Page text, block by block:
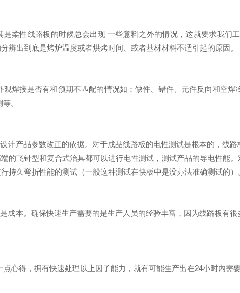
柔性线路板的时候总会出现 一些意料之外的情况，这就要求我们
辨出到底是烤炉温度或者烘烤时间、或者基材材料不适引起的原因。
焊接是否有和预期不匹配的情况如：缺件、错件、元件反向和空
。
计产品参数改正的依据。对于成品线路板的电性测试是根本的，线
的飞针型和复合式治具都可以进行电性测试，测试产品的导电性能
持久弯折性能的测试（一般这种测试在快板中是没办法准确测试的）。
本。确保快速生产需要的是生产人员的经验丰富，因为线路板有
心得，拥有快速处理以上因子能力，就有可能生产出在24小时内需